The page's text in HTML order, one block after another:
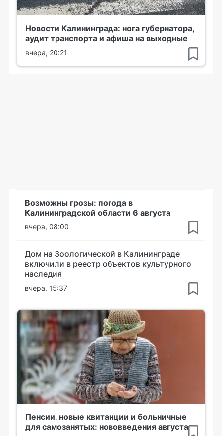
Новости Калининграда: нога губернатора,
аудит транспорта и афиша на выходные
вчера, 20:21
Возможны грозы: погода в
Калининградской области 6 августа
вчера, 08:00
Дом на Зоологической в Калининграде
включили в реестр объектов культурного
наследия
вчера, 15:37
Пенсии, новые квитанции и больничные
для самозанятых: нововведения августа